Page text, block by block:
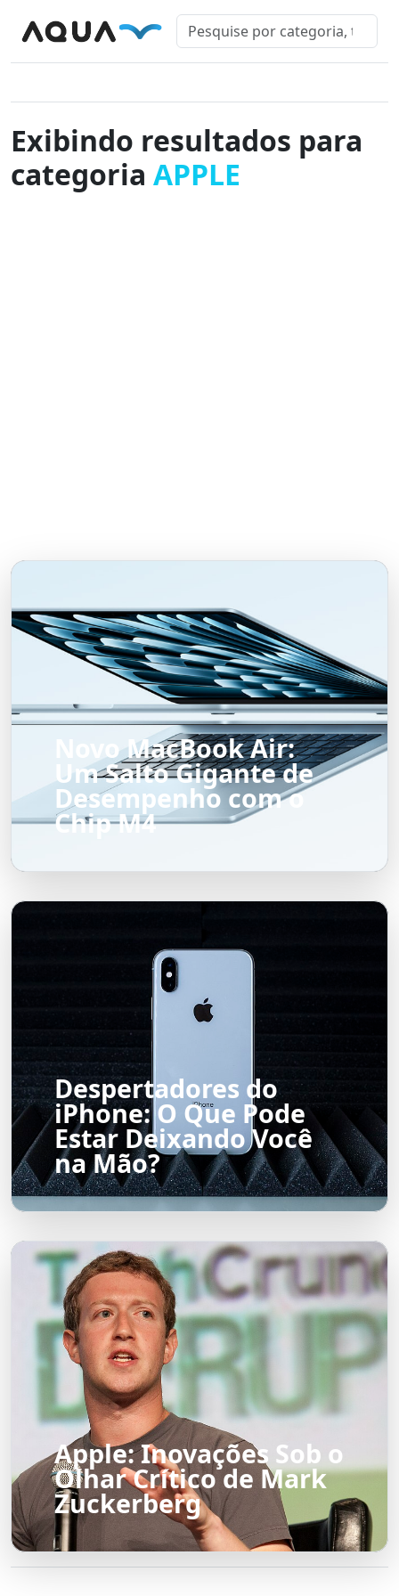
Exibindo resultados para
categoria APPLE
Novo MacBook Air:
Um Salto Gigante de
Desempenho com o
Chip M4
Despertadores do
iPhone: O Que Pode
Estar Deixando Você
na Mão?
Apple: Inovações Sob o
Olhar Crítico de Mark
Zuckerberg